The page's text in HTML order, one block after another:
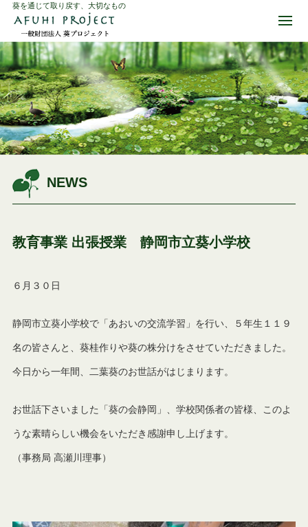
葵を通じて取り戻す、大切なもの
NEWS
教育事業 出張授業 静岡市立葵小学校
６月３０日
静岡市立葵小学校で「あおいの交流学習」を行い、５年生１１９
名の皆さんと、葵桂作りや葵の株分けをさせていただきました。
今日から一年間、二葉葵のお世話がはじまります。
お世話下さいました「葵の会静岡」、学校関係者の皆様、このよ
うな素晴らしい機会をいただき感謝申し上げます。
（事務局 高瀬川理事）